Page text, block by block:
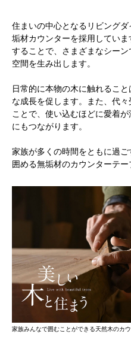
住まいの中心となるリビング
垢材カウンターを採用してい
することで、さまざまなシー
空間を生み出します。
日常的に本物の木に触れるこ
な成長を促します。また、代
ことで、使い込むほどに愛着
にもつながります。
家族が多くの時間をともに過
囲める無垢材のカウンターテー
家族みんなで囲むことができる天然⽊のカ